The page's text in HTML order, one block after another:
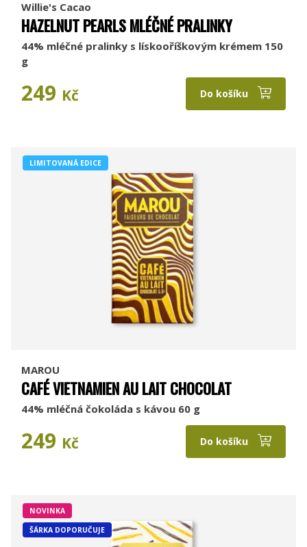
Willie's Cacao
HAZELNUT PEARLS MLÉČNÉ PRALINKY
44% mléčné pralinky s lískooříškovým krémem 150
g
249 Kč Do košíku
LIMITOVANÁ EDICE
MAROU
CAFÉ VIETNAMIEN AU LAIT CHOCOLAT
44% mléčná čokoláda s kávou 60 g
249 Kč Do košíku
NOVINKA
ŠÁRKA DOPORUČUJE